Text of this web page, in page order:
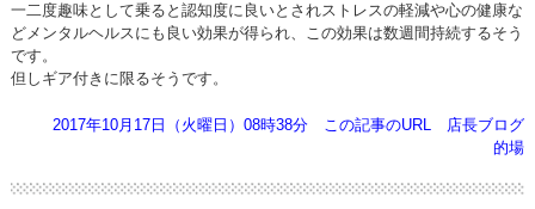
一二度趣味として乗ると認知度に良いとされストレスの軽減や心の健康な
どメンタルヘルスにも良い効果が得られ、この効果は数週間持続するそう
です。
但しギア付きに限るそうです。
2017年10月17日（火曜日）08時38分 この記事のURL
店長ブログ
的場